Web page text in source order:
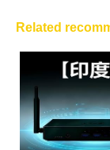
Related